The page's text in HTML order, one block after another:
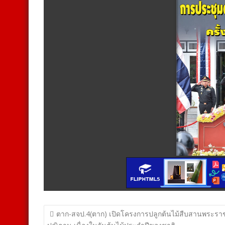
แนะแนว
ตาก-สจป.4(ตาก) เปิดโครงการปลูกต้นไม้สืบสานพระรา